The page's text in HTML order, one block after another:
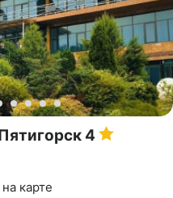
4
карте